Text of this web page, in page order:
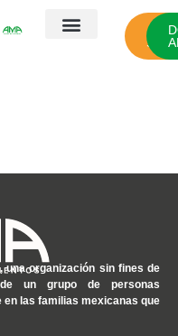
, una organización sin fines de
un grupo de personas
las familias mexicanas que